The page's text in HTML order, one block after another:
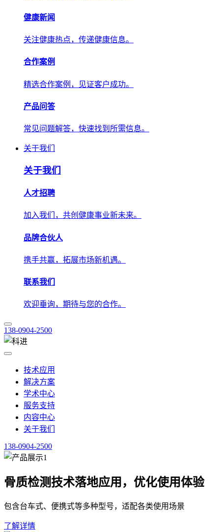
健康新闻
关注健康热点，传递健康信息。
合作案例
精选合作案例，见证客户成功。
产品问答
常见问题解答，快速找到所需信息。
关于我们
关于我们
人才招聘
加入我们，共创健康事业新未来。
品牌合伙人
携手共赢，拓展市场新机遇。
联系我们
欢迎垂询，期待与您的合作。
138-0904-2500
技术应用
解决方案
学术中心
服务支持
内容中心
关于我们
138-0904-2500
骨质检测技术落地应用，优化使用体验
包含台车式、便携式等多种型号，适配各类使用场景
了解详情